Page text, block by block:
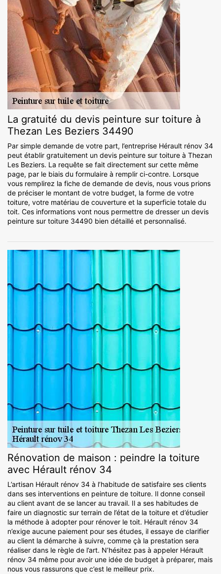
La gratuité du devis peinture sur toiture à
Thezan Les Beziers 34490
Par simple demande de votre part, l’entreprise Hérault rénov 34
peut établir gratuitement un devis peinture sur toiture à Thezan
Les Beziers. La requête se fait directement sur cette même
page, par le biais du formulaire à remplir ci-contre. Lorsque
vous remplirez la fiche de demande de devis, nous vous prions
de préciser le montant de votre budget, la forme de votre
toiture, votre matériau de couverture et la superficie totale du
toit. Ces informations vont nous permettre de dresser un devis
peinture sur toiture 34490 bien détaillé et personnalisé.
Rénovation de maison : peindre la toiture
avec Hérault rénov 34
L’artisan Hérault rénov 34 à l’habitude de satisfaire ses clients
dans ses interventions en peinture de toiture. Il donne conseil
au client avant de se lancer au travail. Il a ses habitudes de
faire un diagnostic sur terrain de l’état de la toiture et d’étudier
la méthode à adopter pour rénover le toit. Hérault rénov 34
n’exige aucune paiement pour ses études, il essaye de clarifier
au client la démarche à suivre, comme çà la prestation sera
réaliser dans le règle de l’art. N’hésitez pas à appeler Hérault
rénov 34 même pour avoir une idée de budget à préparer, mais
nous vous rassurons que c’est le meilleur prix.